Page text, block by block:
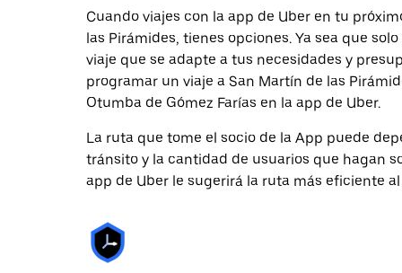
Cuando viajes con la app de Uber en tu
las Pirámides, tienes opciones. Ya sea que
viaje que se adapte a tus necesidades y
programar un viaje a San Martín de las
Otumba de Gómez Farías en la app de Uber.
La ruta que tome el socio de la App puede
tránsito y la cantidad de usuarios que hagan
app de Uber le sugerirá la ruta más eficiente